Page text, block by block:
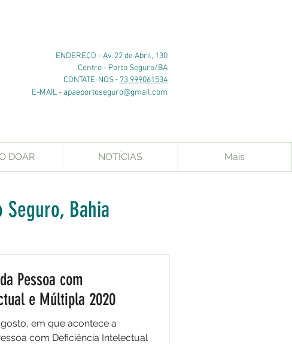
ENDEREÇO -Av. 22 de Abril, 130
Centro - Porto Seguro/BA
CONTATE-NOS- 73 999061534
E-MAIL - apaeportoseguro@gmail.com
DOAR NOTÍCIAS Mais
Seguro, Bahia
Pessoa com
e Múltipla 2020
em que acontece a
com Deficiência Intelectual